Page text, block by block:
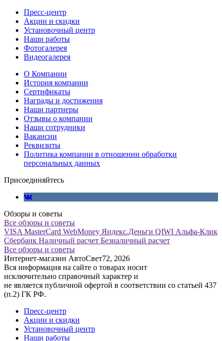
Пресс-центр
Акции и скидки
Установочный центр
Наши работы
Фотогалерея
Видеогалерея
О Компании
История компании
Сертификаты
Награды и достижения
Наши партнеры
Отзывы о компании
Наши сотрудники
Вакансии
Реквизиты
Политика компании в отношении обработки
персональных данных
Присоединяйтесь
Обзоры и советы
Все обзоры и советы
VISA MasterCard WebMoney Яндекс.Деньги QIWI Альфа-Клик
Сбербанк Наличный расчет Безналичный расчет
Все обзоры и советы
Интернет-магазин АвтоСвет72, 2026
Вся информация на сайте о товарах носит
исключительно справочный характер и
не является публичной офертой в соответствии со статьей 437
(п.2) ГК РФ.
Пресс-центр
Акции и скидки
Установочный центр
Наши работы